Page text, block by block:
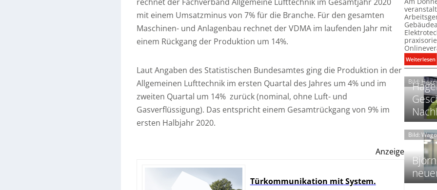
mit einem Umsatzminus von 7% für die Branche. Für den gesamten
Maschinen- und Anlagenbau rechnet der VDMA im laufenden Jahr mit
einem Rückgang der Produktion um 14%.
Laut Angaben des Statistischen Bundesamtes ging die Produktion in der
Allgemeinen Lufttechnik im ersten Quartal des Jahres um 4% und im
zweiten Quartal um 14% zurück (nominal, ohne Luft- und
Gasverflüssigung). Das entspricht einem Gesamtrückgang von 9% im
ersten Halbjahr 2020.
Anzeige
Türkommunikation mit System.
.
t
e
r
r
ü
r
t
c
n
d
l
t
Weiterlesen:
I
0
l
S
c
h
Bild:
Bild: